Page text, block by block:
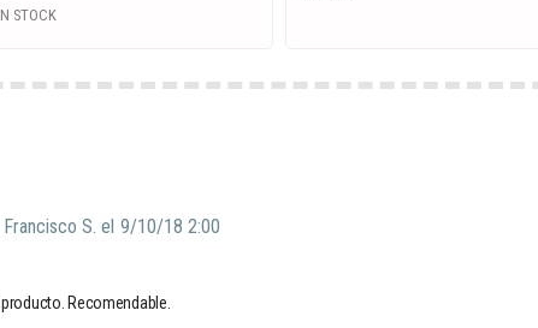
STOCK
S. el 9/10/18 2:00
Recomendable.